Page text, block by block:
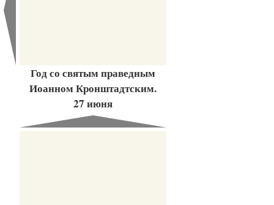
Год со святым праведным
Иоанном Кронштадтским.
27 июня